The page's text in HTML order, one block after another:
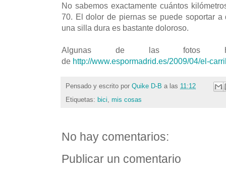
No sabemos exactamente cuántos
70. El dolor de piernas se puede soportar a
una silla dura es bastante doloroso.
Algunas de las fotos
de http://www.espormadrid.es/2009/04/el-
Pensado y escrito por Quike D-B a las 11:12
Etiquetas: bici, mis cosas
No hay comentarios:
Publicar un comentario